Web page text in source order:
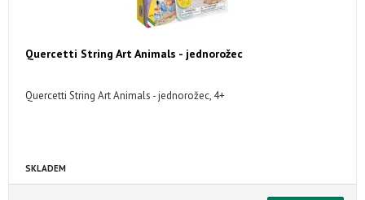
Quercetti String Art Animals - jednorožec
Quercetti String Art Animals - jednorožec, 4+
SKLADEM